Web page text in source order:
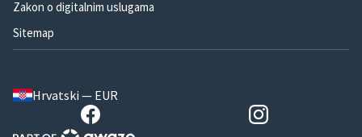
Zakon o digitalnim uslugama
Sitemap
Hrvatski — EUR